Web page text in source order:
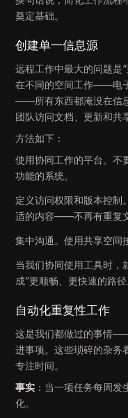
奠定基础。
创建单一信息源
远程工作中最大的问题是
在不同的空间工作——电
——所有东西都淹没在信
团队访问文档、更新和共
方法如下：
使用协同工作的平台。不
功能的系统。
定义访问权限和版本控制
适的内容——不再有重复
集中沟通。使用共享空间
当我们协同使用工具时，
成”更顺畅、更快速的路径
自动化重复性工作
这是我们都做过的事情
进事项。这些琐碎的杂务
专注时间。
事实 ：当一项任务每周
化。